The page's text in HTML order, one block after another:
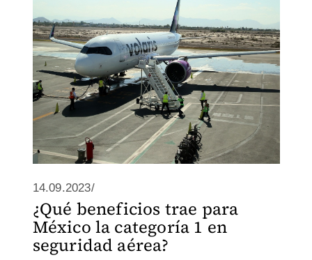
14.09.2023/
¿Qué beneficios trae para
México la categoría 1 en
seguridad aérea?